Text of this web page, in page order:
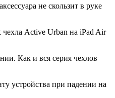
не скользит в руке
чехла Active Urban на iPad Air
Как и вся серия чехлов
устройства при падении на